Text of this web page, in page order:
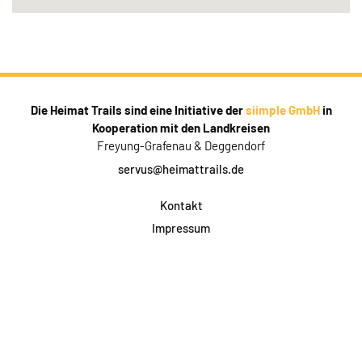
Die Heimat Trails sind eine Initiative dersiimple GmbHin
Kooperation mit den Landkreisen
Freyung-Grafenau & Deggendorf
servus@heimattrails.de
Kontakt
Impressum